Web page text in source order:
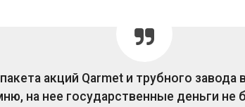
акций Qarmet и трубного
на нее государственные деньги